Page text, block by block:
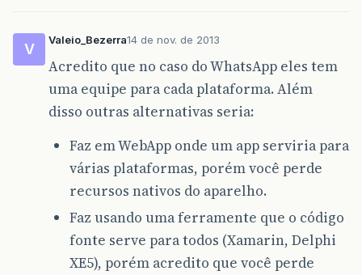
V
Valeio_Bezerra14 de nov. de 2013
Acredito que no caso do WhatsApp eles tem
uma equipe para cada plataforma. Além
disso outras alternativas seria:
Faz em WebApp onde um app serviria para
várias plataformas, porém você perde
recursos nativos do aparelho.
Faz usando uma ferramente que o código
fonte serve para todos (Xamarin, Delphi
XE5), porém acredito que você perde